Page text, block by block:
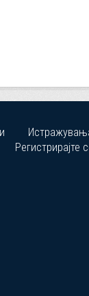
Регистрирајте